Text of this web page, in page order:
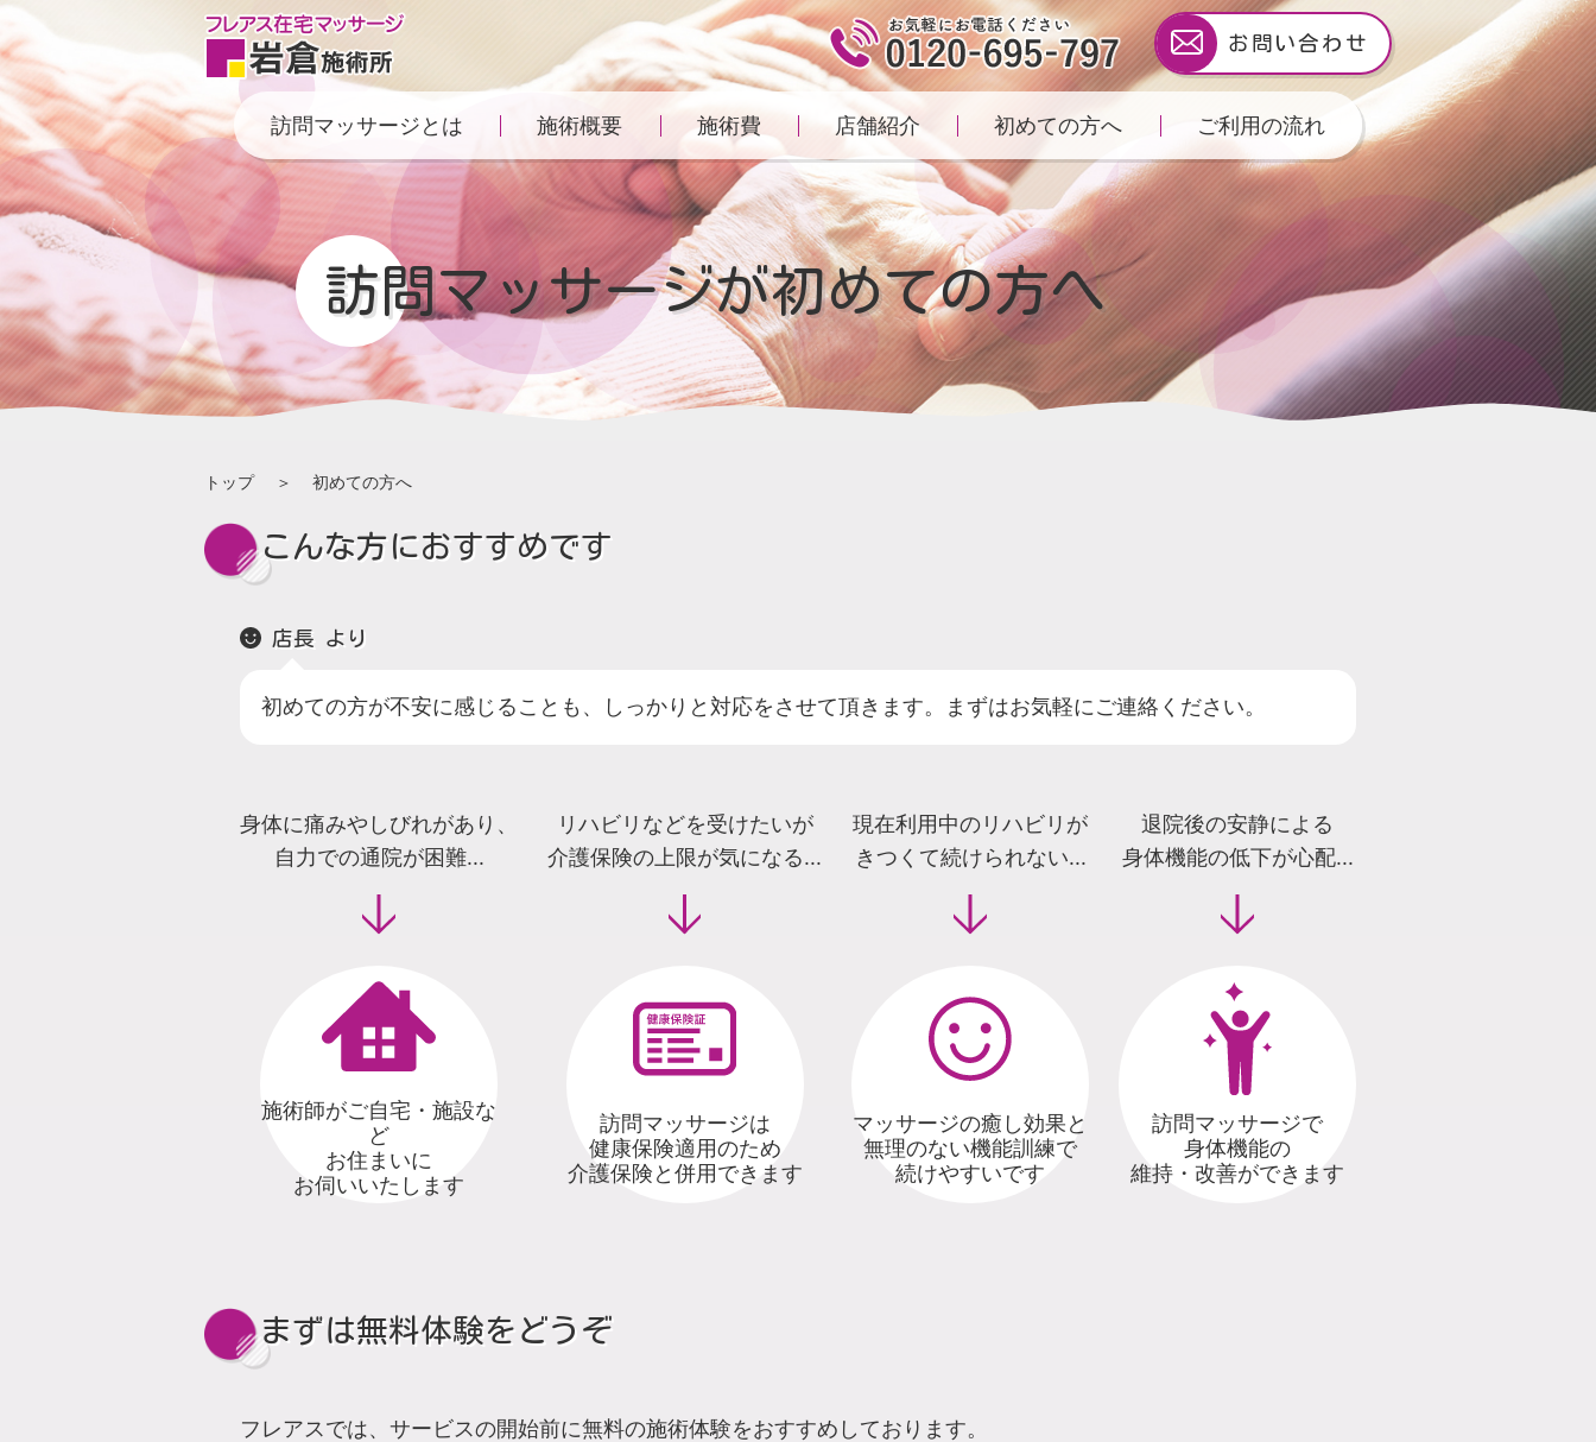
お問い合わせ
訪問マッサージとは 施術概要 施術費 店舗紹介 初めての方へ ご利用の流れ
訪問マッサージが初めての方へ
トップ 初めての方へ
こんな方におすすめです
店長 より
初めての方が不安に感じることも、しっかりと対応をさせて頂きます。まずはお気軽にご連絡ください。
身体に痛みやしびれがあり、
自力での通院が困難...
施術師がご自宅・施設な
ど
お住まいに
お伺いいたします
リハビリなどを受けたいが
介護保険の上限が気になる...
訪問マッサージは
健康保険適用のため
介護保険と併用できます
現在利用中のリハビリが
きつくて続けられない...
マッサージの癒し効果と
無理のない機能訓練で
続けやすいです
退院後の安静による
身体機能の低下が心配...
訪問マッサージで
身体機能の
維持・改善ができます
まずは無料体験をどうぞ
フレアスでは、サービスの開始前に無料の施術体験をおすすめしております。